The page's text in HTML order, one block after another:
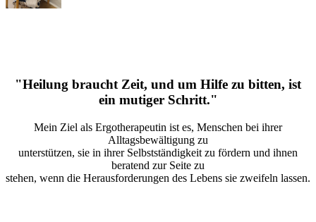
"Heilung braucht Zeit, und um Hilfe zu bitten, ist
ein mutiger Schritt."
Mein Ziel als Ergotherapeutin ist es, Menschen bei ihrer
Alltagsbewältigung zu
unterstützen, sie in ihrer Selbstständigkeit zu fördern und ihnen
beratend zur Seite zu
stehen, wenn die Herausforderungen des Lebens sie zweifeln lassen.